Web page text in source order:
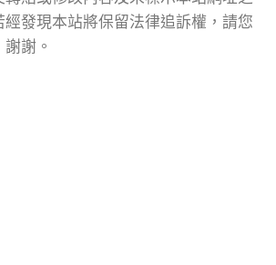
經發現本站將保留法律追訴權，請您
謝。